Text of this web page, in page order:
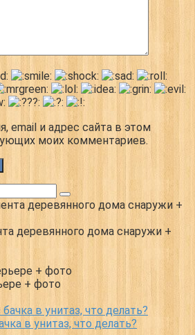
email и адрес сайта в этом
моих комментариев.
деревянного дома снаружи +
+ фото
в унитаз, что делать?